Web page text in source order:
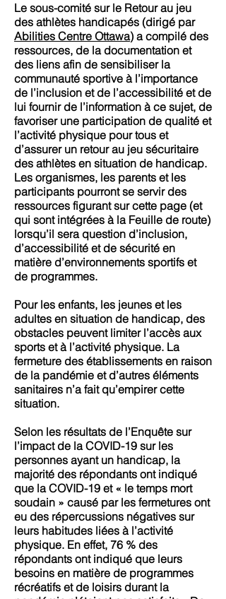
Le sous-comité sur le Retour au jeu
des athlètes handicapés (dirigé par
Abilities Centre Ottawa) a compilé des
ressources, de la documentation et
des liens afin de sensibiliser la
communauté sportive à l’importance
de l’inclusion et de l’accessibilité et de
lui fournir de l’information à ce sujet, de
favoriser une participation de qualité et
l’activité physique pour tous et
d’assurer un retour au jeu sécuritaire
des athlètes en situation de handicap.
Les organismes, les parents et les
participants pourront se servir des
ressources figurant sur cette page (et
qui sont intégrées à la Feuille de route)
lorsqu’il sera question d’inclusion,
d’accessibilité et de sécurité en
matière d’environnements sportifs et
de programmes.
Pour les enfants, les jeunes et les
adultes en situation de handicap, des
obstacles peuvent limiter l’accès aux
sports et à l’activité physique. La
fermeture des établissements en raison
de la pandémie et d’autres éléments
sanitaires n’a fait qu’empirer cette
situation.
Selon les résultats de l’Enquête sur
l’impact de la COVID-19 sur les
personnes ayant un handicap, la
majorité des répondants ont indiqué
que la COVID-19 et « le temps mort
soudain » causé par les fermetures ont
eu des répercussions négatives sur
leurs habitudes liées à l’activité
physique. En effet, 76 % des
répondants ont indiqué que leurs
besoins en matière de programmes
récréatifs et de loisirs durant la